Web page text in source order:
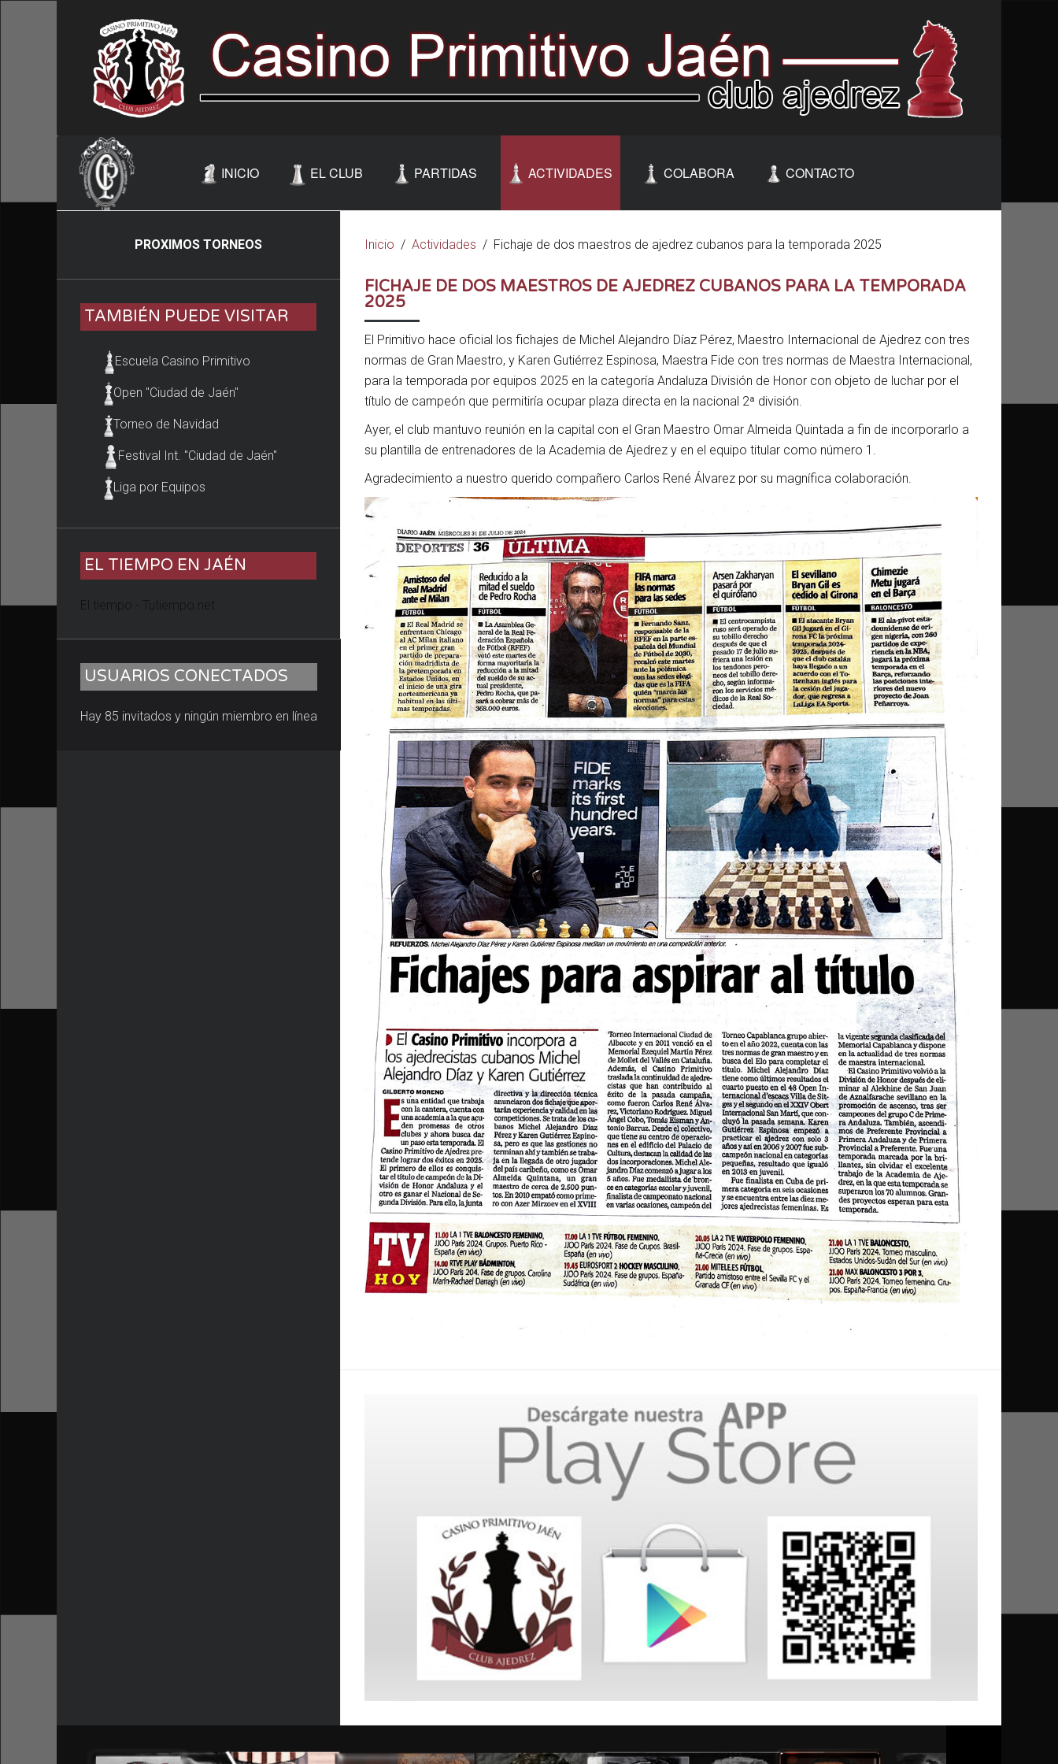
INICIO EL CLUB PARTIDAS ACTIVIDADES COLABORA CONTACTO
Inicio Actividades Fichaje de dos maestros de ajedrez cubanos para la temporada 2025
FICHAJE DE DOS MAESTROS DE AJEDREZ CUBANOS PARA LA TEMPORADA
2025
El Primitivo hace oficial los fichajes de Michel Alejandro Díaz Pérez, Maestro Internacional de Ajedrez con tres
normas de Gran Maestro, y Karen Gutiérrez Espinosa, Maestra Fide con tres normas de Maestra Internacional,
para la temporada por equipos 2025 en la categoría Andaluza División de Honor con objeto de luchar por el
título de campeón que permitiría ocupar plaza directa en la nacional 2ª división.
Ayer, el club mantuvo reunión en la capital con el Gran Maestro Omar Almeida Quintada a fin de incorporarlo a
su plantilla de entrenadores de la Academia de Ajedrez y en el equipo titular como número 1.
Agradecimiento a nuestro querido compañero Carlos René Álvarez por su magnífica colaboración.
PROXIMOS TORNEOS
TAMBIÉN PUEDE VISITAR
Escuela Casino Primitivo
Open "Ciudad de Jaén"
Torneo de Navidad
Festival Int. "Ciudad de Jaén"
Liga por Equipos
EL TIEMPO EN JAÉN
El tiempo - Tutiempo.net
USUARIOS CONECTADOS
Hay 85 invitados y ningún miembro en línea